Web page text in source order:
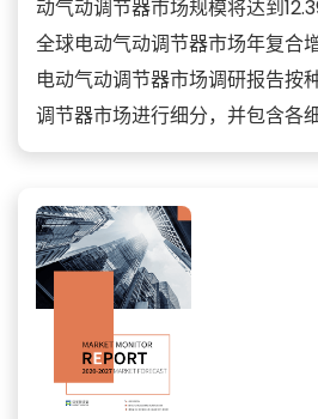
动气动调节器市场规模将达到
全球电动气动调节器市场年复合
电动气动调节器市场调研报告按
调节器市场进行细分，并包含各